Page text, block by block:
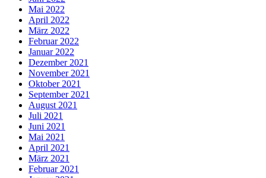
Mai 2022
April 2022
März 2022
Februar 2022
Januar 2022
Dezember 2021
November 2021
Oktober 2021
September 2021
August 2021
Juli 2021
Juni 2021
Mai 2021
April 2021
März 2021
Februar 2021